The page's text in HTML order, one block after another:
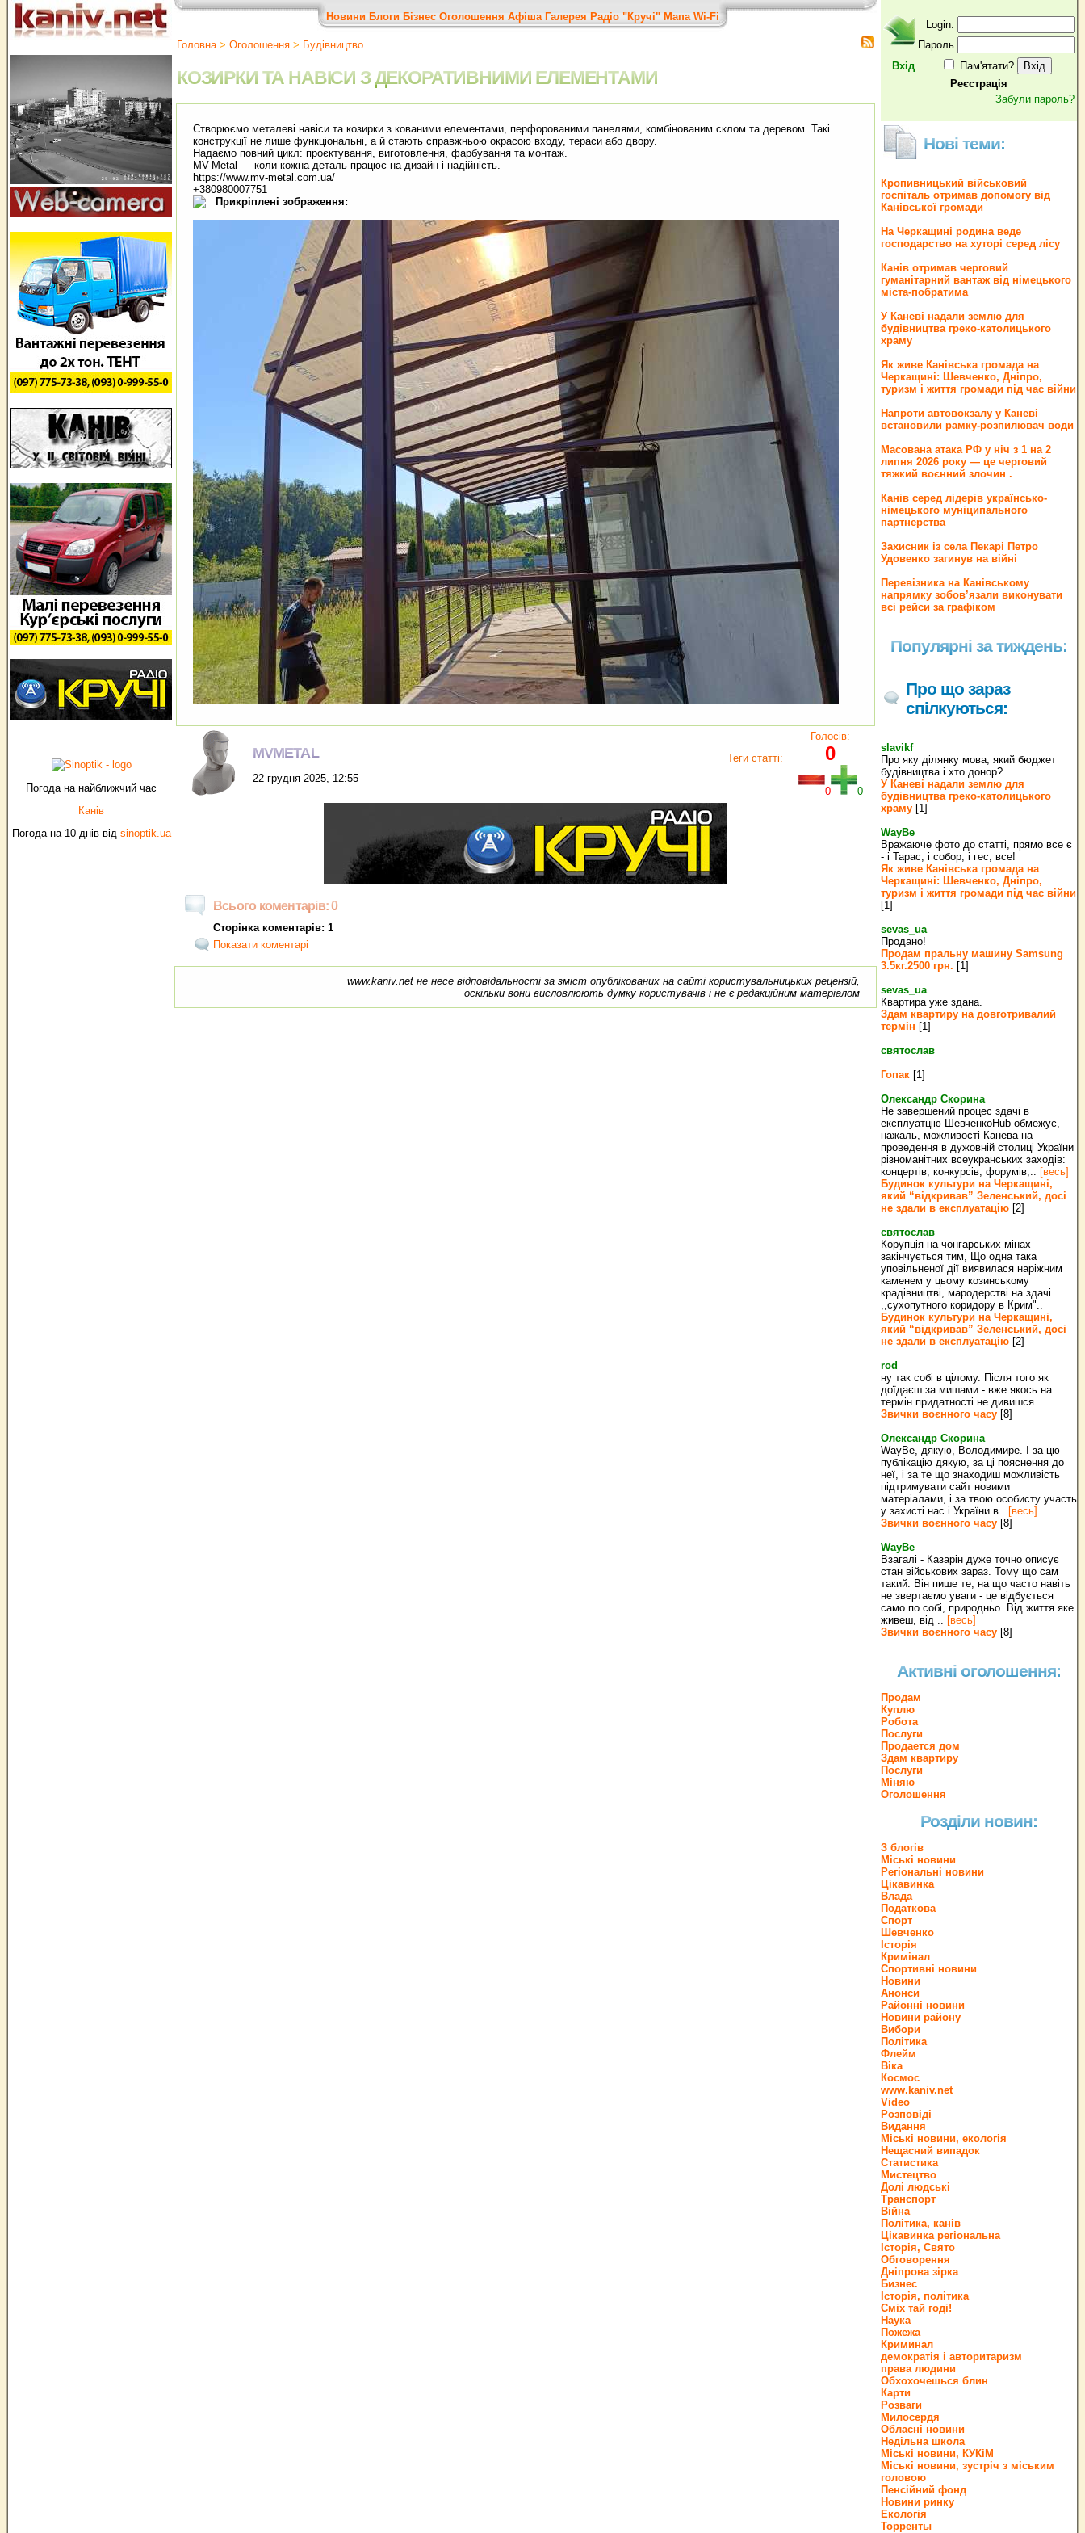
Погода на найближчий час
Канів
Погода на 10 днів від sinoptik.ua
Новини Блоги Бізнес Оголошення Афіша Галерея Радіо "Кручі" Мапа Wi-Fi
Головна> Оголошення > Будівництво
КОЗИРКИ ТА НАВІСИ З ДЕКОРАТИВНИМИ ЕЛЕМЕНТАМИ
Створюємо металеві навіси та козирки з кованими елементами, перфорованими панелями, комбінованим склом та деревом. Такі
конструкції не лише функціональні, а й стають справжньою окрасою входу, тераси або двору.
Надаємо повний цикл: проєктування, виготовлення, фарбування та монтаж.
MV-Metal — коли кожна деталь працює на дизайн і надійність.
https://www.mv-metal.com.ua/
+380980007751
Прикріплені зображення:
MVMETAL
22 грудня 2025, 12:55
Теги статті:
Голосів:
0
0 0
Всього коментарів: 0
Сторінка коментарів: 1
Показати коментарі
www.kaniv.net не несе відповідальності за зміст опублікованих на сайті користувальницьких рецензій,
оскільки вони висловлюють думку користувачів і не є редакційним матеріалом
Вхід
Login:
Пароль
Пам'ятати?
Реєстрація
Забули пароль?
Нові теми:
Кропивницький військовий
госпіталь отримав допомогу від
Канівської громади
На Черкащині родина веде
господарство на хуторі серед лісу
Канів отримав черговий
гуманітарний вантаж від німецького
міста-побратима
У Каневі надали землю для
будівництва греко‐католицького
храму
Як живе Канівська громада на
Черкащині: Шевченко, Дніпро,
туризм і життя громади під час війни
Напроти автовокзалу у Каневі
встановили рамку-розпилювач води
Масована атака РФ у ніч з 1 на 2
липня 2026 року — це черговий
тяжкий воєнний злочин .
Канів серед лідерів українсько-
німецького муніципального
партнерства
Захисник із села Пекарі Петро
Удовенко загинув на війні
Перевізника на Канівському
напрямку зобов’язали виконувати
всі рейси за графіком
Популярні за тиждень:
Про що зараз
спілкуються:
slavikf
Про яку ділянку мова, який бюджет
будівництва і хто донор?
У Каневі надали землю для
будівництва греко‐католицького
храму [1]
WayBe
Вражаюче фото до статті, прямо все є
- і Тарас, і собор, і гес, все!
Як живе Канівська громада на
Черкащині: Шевченко, Дніпро,
туризм і життя громади під час війни
[1]
sevas_ua
Продано!
Продам пральну машину Samsung
3.5кг.2500 грн. [1]
sevas_ua
Квартира уже здана.
Здам квартиру на довготривалий
термін [1]
святослав
Гопак [1]
Олександр Скорина
Не завершений процес здачі в
експлуатцію ШевченкоHub обмежує,
нажаль, можливості Канева на
проведення в дужовній столиці України
різноманітних всеукранських заходів:
концертів, конкурсів, форумів,.. [весь]
Будинок культури на Черкащині,
який “відкривав” Зеленський, досі
не здали в експлуатацію [2]
святослав
Корупція на чонгарських мінах
закінчується тим, Що одна така
уповільненої дії виявилася наріжним
каменем у цьому козинському
крадівництві, мародерстві на здачі
,,сухопутного коридору в Крим"..
Будинок культури на Черкащині,
який “відкривав” Зеленський, досі
не здали в експлуатацію [2]
rod
ну так собі в цілому. Після того як
доїдаєш за мишами - вже якось на
термін придатності не дивишся.
Звички воєнного часу [8]
Олександр Скорина
WayBe, дякую, Володимире. І за цю
публікацію дякую, за ці пояснення до
неї, і за те що знаходиш можливість
підтримувати сайт новими
матеріалами, і за твою особисту участь
у захисті нас і України в.. [весь]
Звички воєнного часу [8]
WayBe
Взагалі - Казарін дуже точно описує
стан військових зараз. Тому що сам
такий. Він пише те, на що часто навіть
не звертаємо уваги - це відбується
само по собі, природньо. Від життя яке
живеш, від .. [весь]
Звички воєнного часу [8]
Активні оголошення:
Продам
Куплю
Робота
Послуги
Продается дом
Здам квартиру
Послуги
Міняю
Оголошення
Розділи новин:
З блогів
Міські новини
Регіональні новини
Цікавинка
Влада
Податкова
Спорт
Шевченко
Історія
Кримінал
Спортивні новини
Новини
Анонси
Районні новини
Новини району
Вибори
Політика
Флейм
Віка
Космос
www.kaniv.net
Video
Розповіді
Видання
Міські новини, екологія
Нещасний випадок
Статистика
Мистецтво
Долі людські
Транспорт
Війна
Політика, канів
Цікавинка регіональна
Історія, Свято
Обговорення
Дніпрова зірка
Бизнес
Історія, політика
Сміх тай годі!
Наука
Пожежа
Криминал
демократія і авторитаризм
права людини
Обхохочешься блин
Карти
Розваги
Милосердя
Обласні новини
Недільна школа
Міські новини, КУКіМ
Міські новини, зустріч з міським
головою
Пенсійний фонд
Новини ринку
Екологія
Торренты